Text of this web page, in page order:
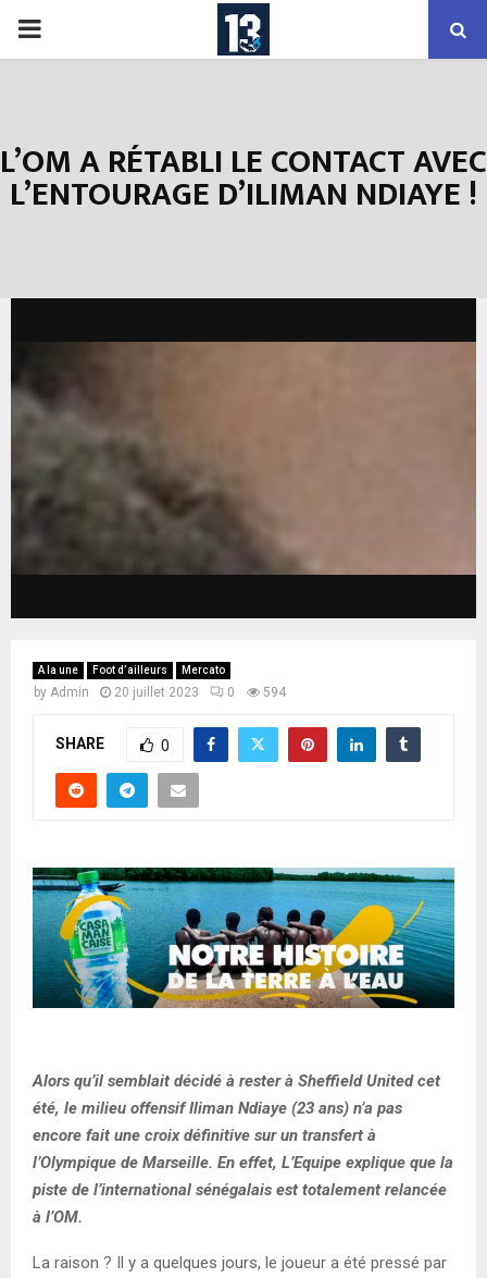
PRIMARY
L’OM A RÉTABLI LE CONTACT AVEC
L’ENTOURAGE D’ILIMAN NDIAYE !
A la une Foot d’ailleurs Mercato
by Admin 20 juillet 2023 0 594
SHARE 0
Alors qu’il semblait décidé à rester à Sheffield United cet
été, le milieu offensif Iliman Ndiaye (23 ans) n’a pas
encore fait une croix définitive sur un transfert à
l’Olympique de Marseille. En effet, L’Equipe explique que la
piste de l’international sénégalais est totalement relancée
à l’OM.
La raison ? Il y a quelques jours, le joueur a été pressé par